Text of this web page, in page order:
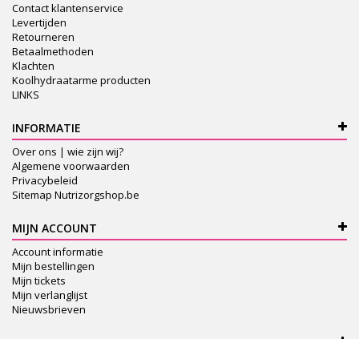
Contact klantenservice
Levertijden
Retourneren
Betaalmethoden
Klachten
Koolhydraatarme producten
LINKS
INFORMATIE
Over ons | wie zijn wij?
Algemene voorwaarden
Privacybeleid
Sitemap Nutrizorgshop.be
MIJN ACCOUNT
Account informatie
Mijn bestellingen
Mijn tickets
Mijn verlanglijst
Nieuwsbrieven